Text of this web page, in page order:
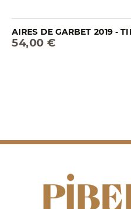
AIRES DE GARBET 2019 -
54,00 €